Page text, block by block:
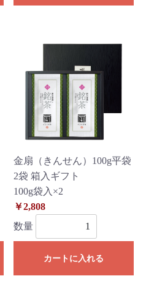
金扇（きんせん）100g平袋
2袋 箱入ギフト
100g袋入×2
￥2,808
数量
カートに入れる